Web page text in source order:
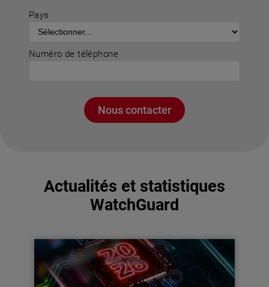
Pays
Numéro de téléphone
Nous contacter
Actualités et statistiques
WatchGuard